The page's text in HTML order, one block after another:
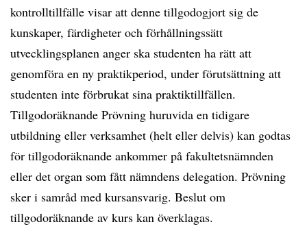
kontrolltillfälle visar att denne tillgodogjort sig de
kunskaper, färdigheter och förhållningssätt
utvecklingsplanen anger ska studenten ha rätt att
genomföra en ny praktikperiod, under förutsättning att
studenten inte förbrukat sina praktiktillfällen.
Tillgodoräknande Prövning huruvida en tidigare
utbildning eller verksamhet (helt eller delvis) kan godtas
för tillgodoräknande ankommer på fakultetsnämnden
eller det organ som fått nämndens delegation. Prövning
sker i samråd med kursansvarig. Beslut om
tillgodoräknande av kurs kan överklagas.